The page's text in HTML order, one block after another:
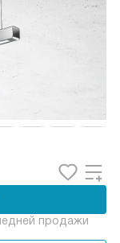
продажи